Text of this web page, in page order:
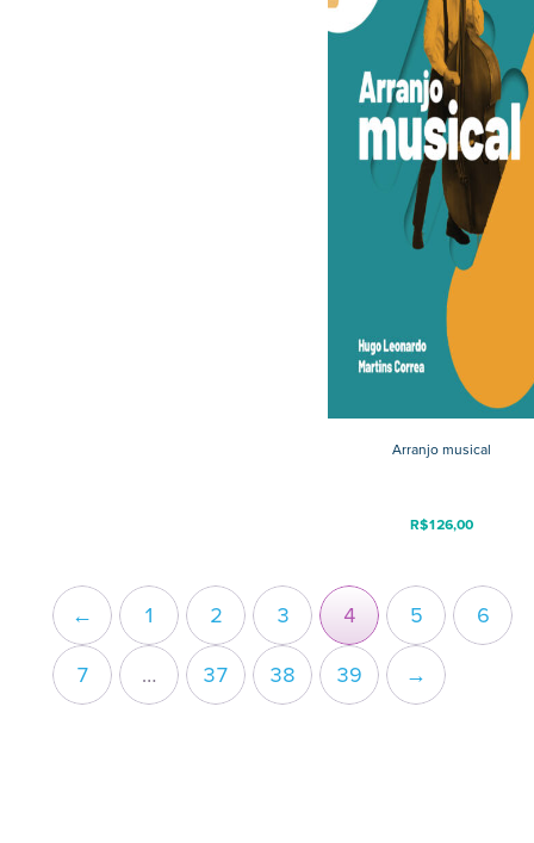
Arranjo musical
R$126,00
← 1 2 3 4 5
6
7
… 37 38 39 →